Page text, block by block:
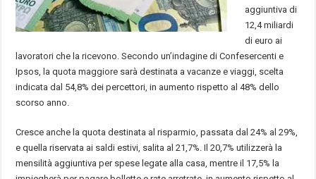
aggiuntiva di
12,4 miliardi
di euro ai
lavoratori che la ricevono. Secondo un’indagine di Confesercenti e
Ipsos, la quota maggiore sarà destinata a vacanze e viaggi, scelta
indicata dal 54,8% dei percettori, in aumento rispetto al 48% dello
scorso anno.
Cresce anche la quota destinata al risparmio, passata dal 24% al 29%,
e quella riservata ai saldi estivi, salita al 21,7%. Il 20,7% utilizzerà la
mensilità aggiuntiva per spese legate alla casa, mentre il 17,5% la